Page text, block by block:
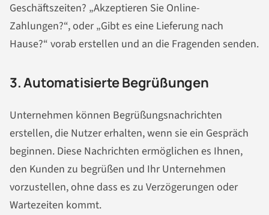
Geschäftszeiten? „Akzeptieren Sie Online-
Zahlungen?“, oder „Gibt es eine Lieferung nach
Hause?“ vorab erstellen und an die Fragenden senden.
3. Automatisierte Begrüßungen
Unternehmen können Begrüßungsnachrichten
erstellen, die Nutzer erhalten, wenn sie ein Gespräch
beginnen. Diese Nachrichten ermöglichen es Ihnen,
den Kunden zu begrüßen und Ihr Unternehmen
vorzustellen, ohne dass es zu Verzögerungen oder
Wartezeiten kommt.